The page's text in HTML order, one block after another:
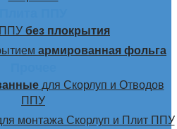
ППУ без плокрытия
армированная фольга
для Скорлуп и Отводов
ППУ
монтажа Скорлуп и Плит ППУ